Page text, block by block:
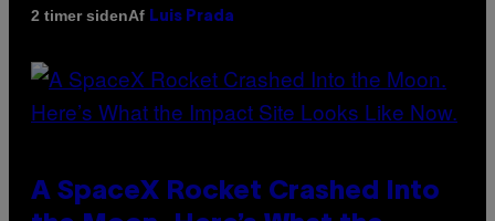
2 timer sidenAf Luis Prada
A SpaceX Rocket Crashed Into